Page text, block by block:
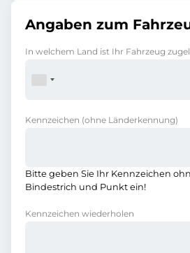
Angaben zum
In welchem Land ist Ihr Fahrzeug
Kennzeichen (ohne Länderkennung)
Bitte geben Sie Ihr Kennzeichen
Bindestrich und Punkt ein!
Kennzeichen wiederholen